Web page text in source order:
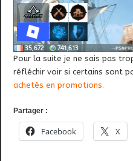
Pour la suite je ne sais pas
réfléchir voir si certains sont
achetés en promotions.
Partager :
Facebook X